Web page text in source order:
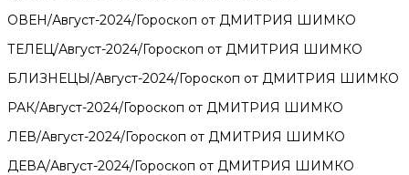
ОВЕН/Август-2024/Гороскоп от ДМИТРИЯ ШИМКО
ТЕЛЕЦ/Август-2024/Гороскоп от ДМИТРИЯ ШИМКО
БЛИЗНЕЦЫ/Август-2024/Гороскоп от ДМИТРИЯ ШИМКО
РАК/Август-2024/Гороскоп от ДМИТРИЯ ШИМКО
ЛЕВ/Август-2024/Гороскоп от ДМИТРИЯ ШИМКО
ДЕВА/Август-2024/Гороскоп от ДМИТРИЯ ШИМКО